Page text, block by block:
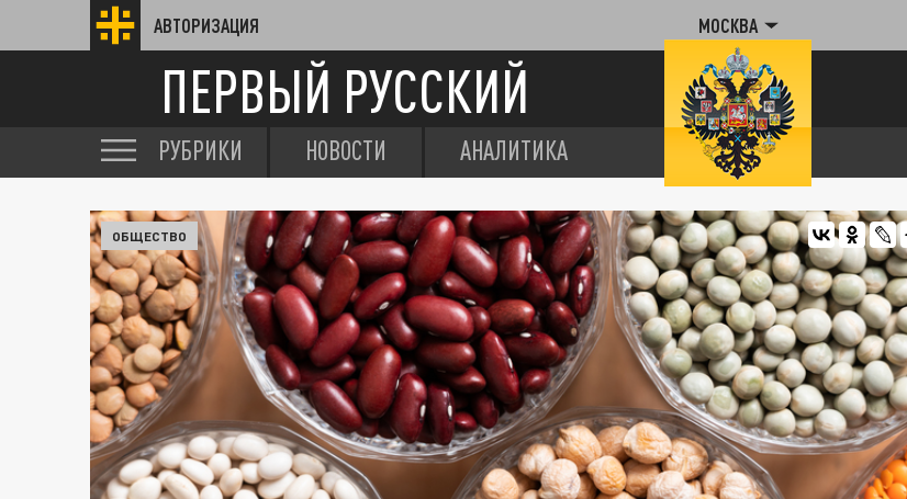
АВТОРИЗАЦИЯ МОСКВА
ПЕРВЫЙ РУССКИЙ
РУБРИКИ НОВОСТИ АНАЛИТИКА
ОБЩЕСТВО